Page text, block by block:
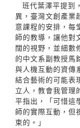
班代葉澤平提到
異，臺灣文創產業
意課程的安排，每
師的教導，讓他對
闊的視野，並細數
的中文系副教授馬
與人機互動的資傳
結合藝術的可能表
立人，教會我管理
平指出，「可惜這
師的實際互動，但
束的。」